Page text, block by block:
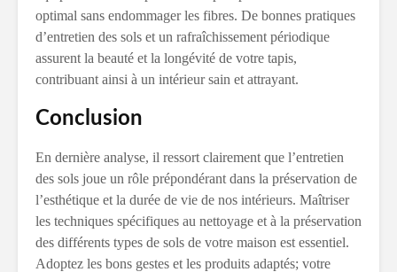
optimal sans endommager les fibres. De bonnes pratiques
d’entretien des sols et un rafraîchissement périodique
assurent la beauté et la longévité de votre tapis,
contribuant ainsi à un intérieur sain et attrayant.
Conclusion
En dernière analyse, il ressort clairement que l’entretien
des sols joue un rôle prépondérant dans la préservation de
l’esthétique et la durée de vie de nos intérieurs. Maîtriser
les techniques spécifiques au nettoyage et à la préservation
des différents types de sols de votre maison est essentiel.
Adoptez les bons gestes et les produits adaptés; votre